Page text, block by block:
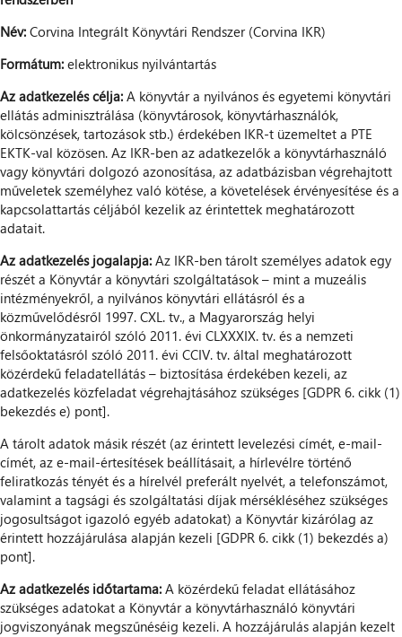
Név: Corvina Integrált Könyvtári Rendszer (Corvina IKR)
Formátum: elektronikus nyilvántartás
Az adatkezelés célja: A könyvtár a nyilvános és egyetemi könyvtári
ellátás adminisztrálása (könyvtárosok, könyvtárhasználók,
kölcsönzések, tartozások stb.) érdekében IKR-t üzemeltet a PTE
EKTK-val közösen. Az IKR-ben az adatkezelők a könyvtárhasználó
vagy könyvtári dolgozó azonosítása, az adatbázisban végrehajtott
műveletek személyhez való kötése, a követelések érvényesítése és a
kapcsolattartás céljából kezelik az érintettek meghatározott
adatait.
Az adatkezelés jogalapja: Az IKR-ben tárolt személyes adatok egy
részét a Könyvtár a könyvtári szolgáltatások – mint a muzeális
intézményekről, a nyilvános könyvtári ellátásról és a
közművelődésről 1997. CXL. tv., a Magyarország helyi
önkormányzatairól szóló 2011. évi CLXXXIX. tv. és a nemzeti
felsőoktatásról szóló 2011. évi CCIV. tv. által meghatározott
közérdekű feladatellátás – biztosítása érdekében kezeli, az
adatkezelés közfeladat végrehajtásához szükséges [GDPR 6. cikk (1)
bekezdés e) pont].
A tárolt adatok másik részét (az érintett levelezési címét, e-mail-
címét, az e-mail-értesítések beállításait, a hírlevélre történő
feliratkozás tényét és a hírelvél preferált nyelvét, a telefonszámot,
valamint a tagsági és szolgáltatási díjak mérsékléséhez szükséges
jogosultságot igazoló egyéb adatokat) a Könyvtár kizárólag az
érintett hozzájárulása alapján kezeli [GDPR 6. cikk (1) bekezdés a)
pont].
Az adatkezelés időtartama: A közérdekű feladat ellátásához
szükséges adatokat a Könyvtár a könyvtárhasználó könyvtári
jogviszonyának megszűnéséig kezeli. A hozzájárulás alapján kezelt